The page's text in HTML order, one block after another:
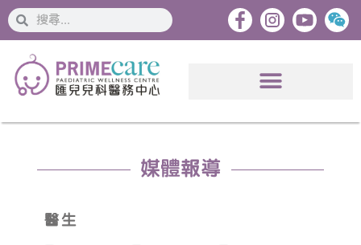
搜
索
搜
索
媒體報導
醫生